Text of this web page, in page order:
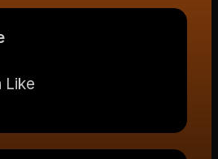
Like